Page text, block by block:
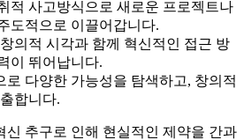
적 사고방식으로 새로운 프로젝트나
도적으로 이끌어갑니다.
의적 시각과 함께 혁신적인 접근 방
이 뛰어납니다.
로 다양한 가능성을 탐색하고, 창의적
합니다.
신 추구로 인해 현실적인 제약을 간과